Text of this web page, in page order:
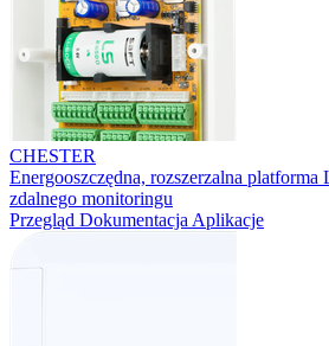
CHESTER
Energooszczędna, rozszerzalna
zdalnego monitoringu
Przegląd Dokumentacja Aplikacje